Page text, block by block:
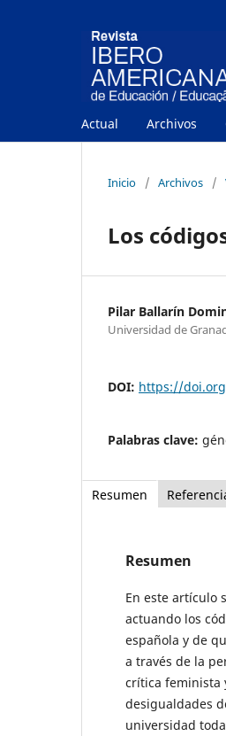
Actual Archivos
Inicio / Archivos /
Los
Pilar Ballarín
Universidad de
DOI: https://
Palabras clave:
Resumen
Resumen
En este artículo
actuando los
española y de
a través de la
crítica feminista
desigualdades
universidad